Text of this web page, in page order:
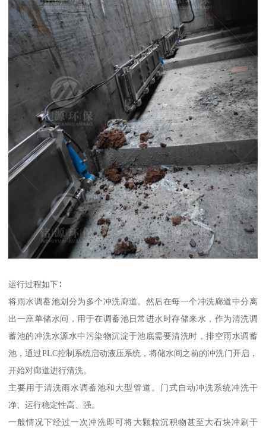
运行过程如下∶
将雨水调蓄池划分为多个冲洗廊道。然后在每一个冲洗廊道中分离
出一座单储水间，用于在调蓄池日常进水时存储来水，作为清洗调
蓄池的冲洗水源水中污染物沉淀于池底需要清洗时，排空雨水调蓄
池，通过PLC控制系统启动液压系统，将储水间之前的冲洗门开启，
开始对廊道进行清洗。
主要用于清洗雨水调蓄池和大型管道。门式自动冲洗系统冲洗干
净、运行稳定性高、强。
一般情况下经过一次冲洗即可将大颗粒沉积物甚至大石块冲刷干